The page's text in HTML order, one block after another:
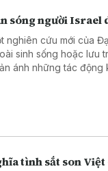
sóng người Israel
nghiên cứu mới của
sinh sống hoặc lưu
ánh những tác động
tình sắt son Việt